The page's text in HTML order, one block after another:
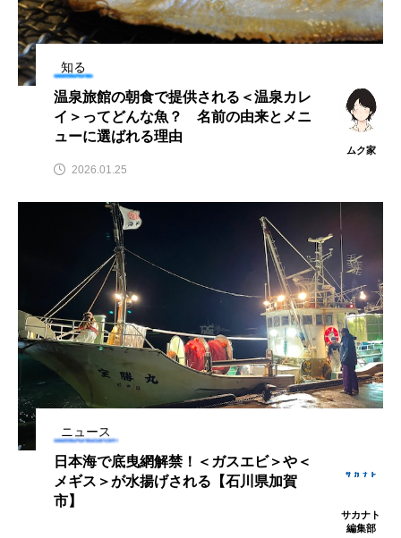
ウツボ ウバザメ
ウマヅラハギ
エゾアイナメ エッセイ オオカミウオ
オオグソクムシ
オショロコマ オスカー オタリア
オワンクラゲ
オーストラリア カイエビ カイギュウ
カイロウドウケツ カイワリ
カエルアンコウ カガミガイ カキ
カタボシイワシ カツオ カニ
カブトエビ
知る
温泉旅館の朝食で提供される＜温泉カレ
イ＞ってどんな魚？ 名前の由来とメニ
ューに選ばれる理由
ムク家
2026.01.25
ニュース
日本海で底曳網解禁！＜ガスエビ＞や＜
メギス＞が水揚げされる【石川県加賀
市】
サカナト
編集部